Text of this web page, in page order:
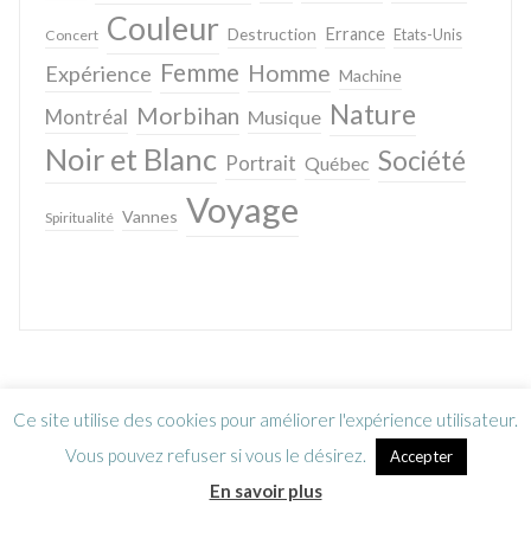
Concert Couleur Destruction Errance Etats-Unis
Expérience Femme Homme Machine
Montréal Morbihan Musique Nature
Noir et Blanc Portrait Québec Société
Spiritualité Vannes Voyage
Ce site utilise des cookies pour améliorer l'expérience utilisateur.
Vous pouvez refuser si vous le désirez.
Accepter
En savoir plus